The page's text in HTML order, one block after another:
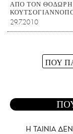
ΑΠΟ ΤΟΝ ΘΟΔΩΡΗ
29.7.2010
ΠΟΥ
Η ΤΑΙΝΙΑ